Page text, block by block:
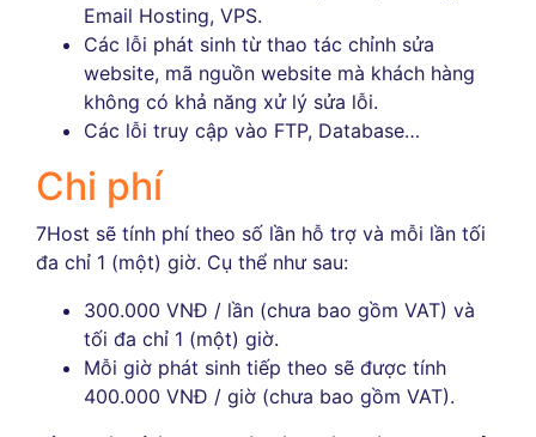
Email Hosting, VPS.
Các lỗi phát sinh từ thao tác chỉnh sửa
website, mã nguồn website mà khách hàng
không có khả năng xử lý sửa lỗi.
Các lỗi truy cập vào FTP, Database…
Chi phí
7Host sẽ tính phí theo số lần hỗ trợ và mỗi lần tối
đa chỉ 1 (một) giờ. Cụ thể như sau:
300.000 VNĐ / lần (chưa bao gồm VAT) và
tối đa chỉ 1 (một) giờ.
Mỗi giờ phát sinh tiếp theo sẽ được tính
400.000 VNĐ / giờ (chưa bao gồm VAT).